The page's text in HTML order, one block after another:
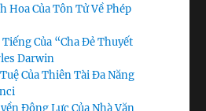
Hoa Của Tôn Tử Về Phép
Tiếng Của “Cha Đẻ Thuyết
Darwin
Của Thiên Tài Đa Năng
Động Lực Của Nhà Văn